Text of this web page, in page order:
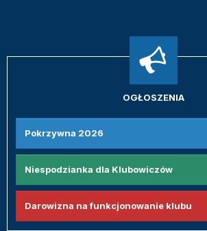
OGŁOSZENIA
Pokrzywna 2026
Niespodzianka dla Klubowiczów
Darowizna na funkcjonowanie klubu